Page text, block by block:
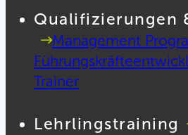
Qualifizierungen
Management
Trainer
Lehrlingstraining